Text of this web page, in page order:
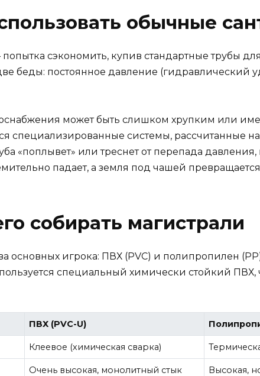
обычные
сэкономить, купив стандартные трубы
беды: постоянное давление (гидравлический
может быть слишком хрупким или
специализированные системы, рассчитанные
«поплывет» или треснет от перепада давления,
падает, а земля под чашей превращается
собирать магистрали
игрока: ПВХ (PVC) и полипропилен
специальный химически стойкий
ПВХ (PVC-U)
Клеевое (химическая сварка)
Очень высокая, монолитный стык Высокая,